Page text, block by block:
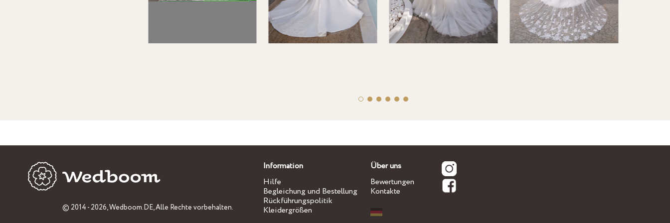
© 2014 - 2026,Wedboom.DE, Alle Rechte vorbehalten.
Information
Hilfe
Begleichung und Bestellung
Rückführungspolitik
Kleidergrößen
Über uns
Bewertungen
Kontakte